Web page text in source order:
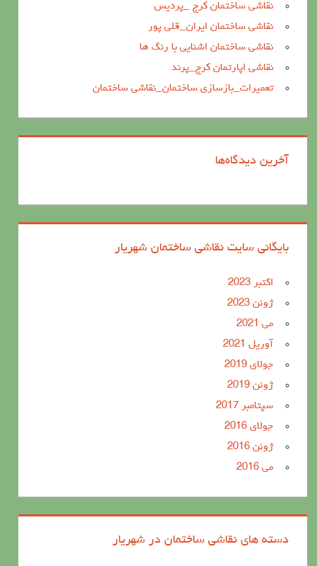
نقاشی ساختمان کرج _پردیس
نقاشی ساختمان ایران_قلی پور
نقاشی ساختمان اشنایی با رنگ ها
نقاشی اپارتمان کرج_پرند
تعمیرات_بازسازی ساختمان_نقاشی ساختمان
آخرین دیدگاه‌ها
بایگانی سایت نقاشی ساختمان شهریار
اکتبر 2023
ژوئن 2023
می 2021
آوریل 2021
جولای 2019
ژوئن 2019
سپتامبر 2017
جولای 2016
ژوئن 2016
می 2016
دسته های نقاشی ساختمان در شهریار